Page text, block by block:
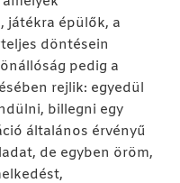
játékra épülők, a
döntésein
pedig a
rejlik: egyedül
billegni egy
általános érvényű
de egyben öröm,